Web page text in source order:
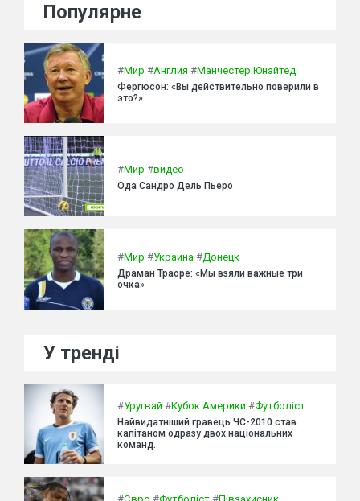
Популярне
#Мир #Англия #Манчестер Юнайтед
Фергюсон: «Вы действительно поверили в
это?»
#Мир #видео
Ода Сандро Дель Пьеро
#Мир #Украина #Донецк
Драман Траоре: «Мы взяли важные три
очка»
У тренді
#Уругвай #Кубок Америки #Футболіст
Найвидатніший гравець ЧС-2010 став
капітаном одразу двох національних
команд.
#Євро #Футболіст #Півзахисник